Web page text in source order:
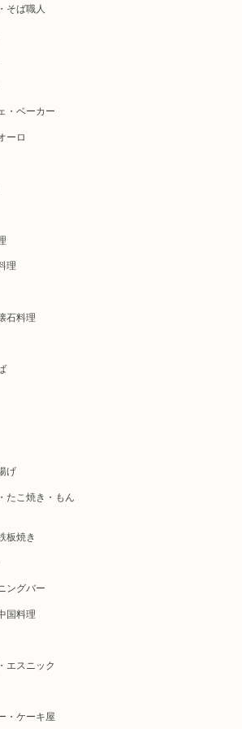
そば職人
・ベーカー
ーロ
理
石料理
げ
たこ焼き・もん
板焼き
ングバー
国料理
エスニック
・ケーキ屋